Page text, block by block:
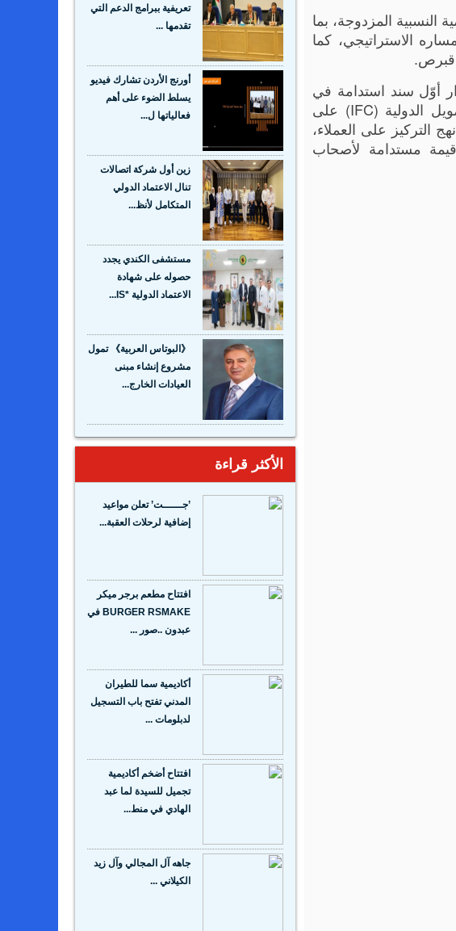
النسبية المزدوجة، بما
الاستراتيجي، كما
أوّل سند استدامة في
الأردن، والحصول على جائزة أفضل مموّل للمشاريع الصغرى والمتوسطة من مؤسسة التمويل الدولية (IFC) على
التركيز على العملاء،
مستدامة لأصحاب
تعريفية ببرامج الدعم التي
تقدمها ...
أورنج الأردن تشارك فيديو
يسلط الضوء على أهم
فعالياتها ل...
زين أول شركة اتصالات
تنال الاعتماد الدولي
المتكامل لأنظ...
مستشفى الكندي يجدد
حصوله على شهادة
الاعتماد الدولية *IS...
《البوتاس العربية》 تمول
مشروع إنشاء مبنى
العيادات الخارج...
الأكثر قراءة
’جــــــت’ تعلن مواعيد
إضافية لرحلات العقبة...
افتتاح مطعم برجر ميكر
BURGER RSMAKE في
عبدون ..صور ...
أكاديمية سما للطيران
المدني تفتح باب التسجيل
لدبلومات ...
افتتاح أضخم أكاديمية
تجميل للسيدة لما عبد
الهادي في منط...
جاهه آل المجالي وآل زيد
الكيلاني ...